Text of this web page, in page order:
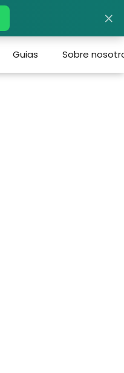
Guias Sobre
×